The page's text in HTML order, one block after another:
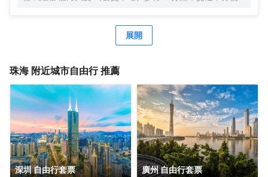
配套有餐廳、洗衣房、健身房、等公共空間，旅客在享受舒
適住宿的同時，也能輕鬆滿足各種休閒與商務需求。客房分
保賓客能夠享受到賓至如歸的居住體驗。 喜悅餐廳位於6
本地特色菜，展現 珠海飲食文化。此外，每個房間都配備有
洗衣機，賓客在忙碌之餘也能輕鬆打理日常衣物。位於 6 層
的健身房房配備有跑步機、橢圓機、動感單車等高端健身器
材，即便身處旅途，也能輕鬆延續鍛鍊習慣。 鉑頓國際公寓
是東呈集團旗下中高端服務式公寓品牌，以“傾注匠心，融入
當地”為品牌理念，融合現代生活方式和行為，旨在為商旅人
士提供舒適住宿、尊貴服務和非凡體驗的現代化理想居庭。
展開
珠海 附近城市自由行 推薦
深圳 自由行套票 廣州 自由行套票